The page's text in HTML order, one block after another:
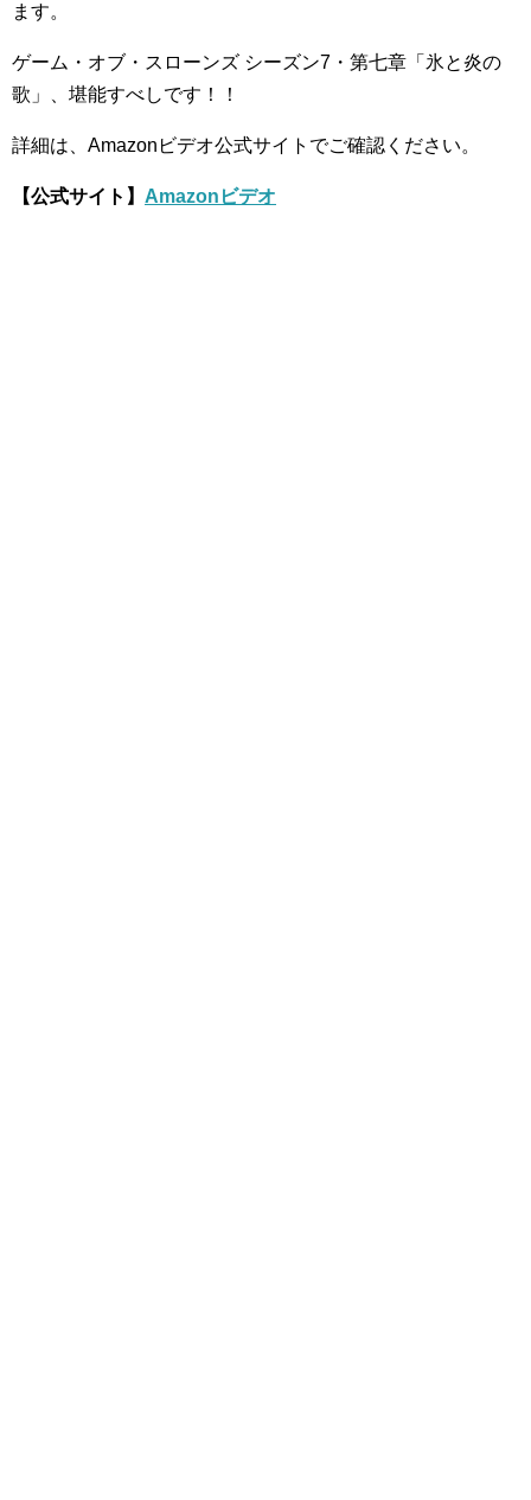
ます。
ゲーム・オブ・スローンズ シーズン7・第七章「氷と炎の
歌」、堪能すべしです！！
詳細は、Amazonビデオ公式サイトでご確認ください。
【公式サイト】 Amazonビデオ